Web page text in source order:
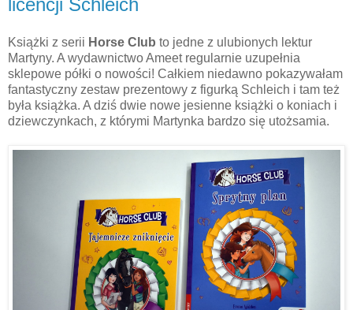
licencji Schleich
Książki z serii Horse Club to jedne z ulubionych lektur
Martyny. A wydawnictwo Ameet regularnie uzupełnia
sklepowe półki o nowości! Całkiem niedawno pokazywałam
fantastyczny zestaw prezentowy z figurką Schleich i tam też
była książka. A dziś dwie nowe jesienne książki o koniach i
dziewczynkach, z którymi Martynka bardzo się utożsamia.